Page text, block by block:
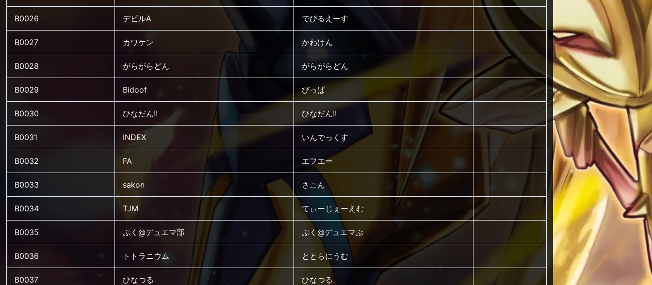
B0026 デビルA でびるえーす
B0027 カワケン かわけん
B0028 がらがらどん がらがらどん
B0029 Bidoof びっぱ
B0030 ひなだん!! ひなだん!!
B0031 INDEX いんでっくす
B0032 FA エフエー
B0033 sakon さこん
B0034 TJM てぃーじぇーえむ
B0035 ぷく@デュエマ部 ぷく@デュエマぶ
B0036 トトラニウム ととらにうむ
B0037 ひなつる ひなつる